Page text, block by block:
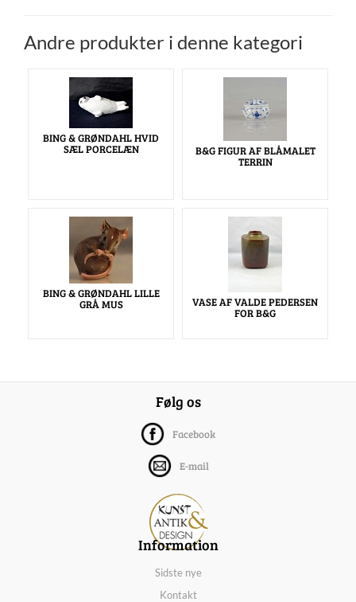
Andre produkter i denne kategori
BING & GRØNDAHL HVID
SÆL PORCELÆN B&G FIGUR AF BLÅMALET
TERRIN
BING & GRØNDAHL LILLE
GRÅ MUS VASE AF VALDE PEDERSEN
FOR B&G
Følg os
Facebook
E-mail
Information
Sidste nye
Kontakt